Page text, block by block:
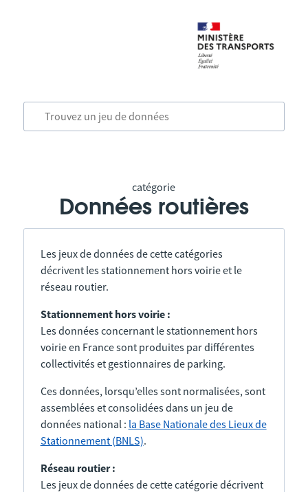
catégorie
Données routières
Les jeux de données de cette catégories
décrivent les stationnement hors voirie et le
réseau routier.
Stationnement hors voirie :
Les données concernant le stationnement hors
voirie en France sont produites par différentes
collectivités et gestionnaires de parking.
Ces données, lorsqu’elles sont normalisées, sont
assemblées et consolidées dans un jeu de
données national : la Base Nationale des Lieux de
Stationnement (BNLS).
Réseau routier :
Les jeux de données de cette catégorie décrivent